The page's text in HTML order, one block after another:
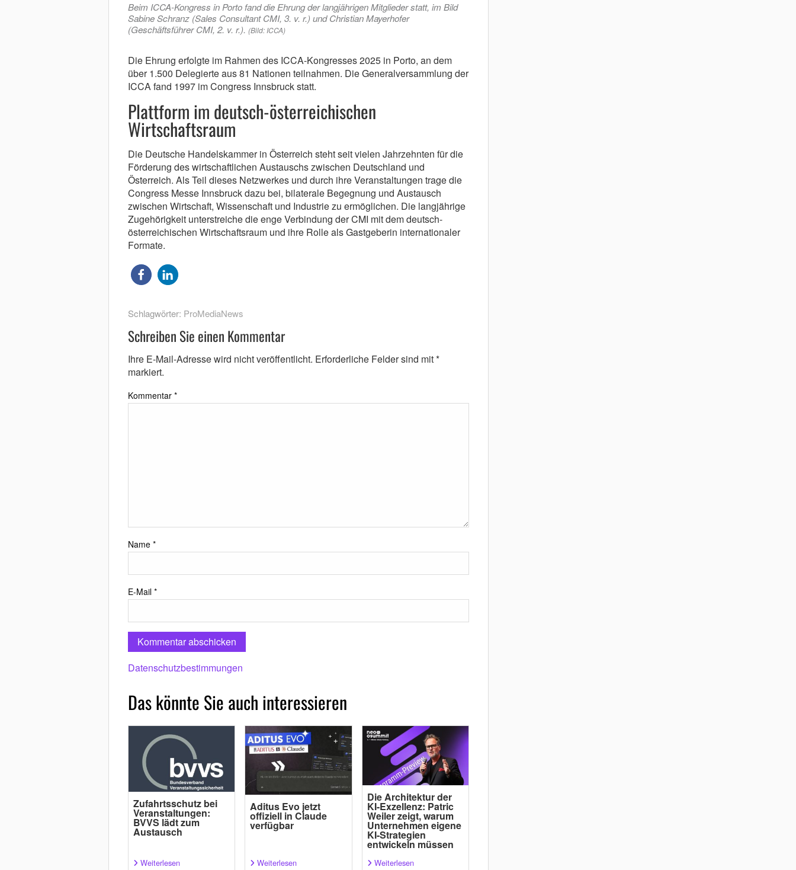
Beim ICCA-Kongress in Porto fand die Ehrung der langjährigen Mitglieder statt, im Bild
Sabine Schranz (Sales Consultant CMI, 3. v. r.) und Christian Mayerhofer
(Geschäftsführer CMI, 2. v. r.). (Bild: ICCA)
Die Ehrung erfolgte im Rahmen des ICCA-Kongresses 2025 in Porto, an dem
über 1.500 Delegierte aus 81 Nationen teilnahmen. Die Generalversammlung der
ICCA fand 1997 im Congress Innsbruck statt.
Plattform im deutsch-österreichischen
Wirtschaftsraum
Die Deutsche Handelskammer in Österreich steht seit vielen Jahrzehnten für die
Förderung des wirtschaftlichen Austauschs zwischen Deutschland und
Österreich. Als Teil dieses Netzwerkes und durch ihre Veranstaltungen trage die
Congress Messe Innsbruck dazu bei, bilaterale Begegnung und Austausch
zwischen Wirtschaft, Wissenschaft und Industrie zu ermöglichen. Die langjährige
Zugehörigkeit unterstreiche die enge Verbindung der CMI mit dem deutsch-
österreichischen Wirtschaftsraum und ihre Rolle als Gastgeberin internationaler
Formate.
Schlagwörter: ProMediaNews
Schreiben Sie einen Kommentar
Ihre E-Mail-Adresse wird nicht veröffentlicht. Erforderliche Felder sind mit*
markiert.
Kommentar *
Name *
E-Mail *
Datenschutzbestimmungen
Das könnte Sie auch interessieren
Zufahrtsschutz bei
Veranstaltungen:
BVVS lädt zum
Austausch
Weiterlesen
Aditus Evo jetzt
offiziell in Claude
verfügbar
Weiterlesen
Die Architektur der
KI-Exzellenz: Patric
Weiler zeigt, warum
Unternehmen eigene
KI-Strategien
entwickeln müssen
Weiterlesen